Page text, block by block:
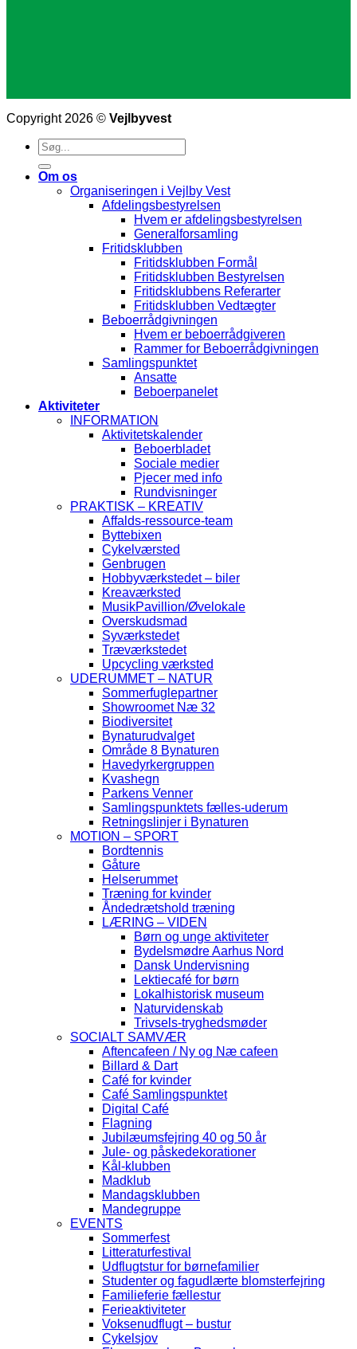
Copyright 2026 © Vejlbyvest
Om os
Organiseringen i Vejlby Vest
Afdelingsbestyrelsen
Hvem er afdelingsbestyrelsen
Generalforsamling
Fritidsklubben
Fritidsklubben Formål
Fritidsklubben Bestyrelsen
Fritidsklubbens Referarter
Fritidsklubben Vedtægter
Beboerrådgivningen
Hvem er beboerrådgiveren
Rammer for Beboerrådgivningen
Samlingspunktet
Ansatte
Beboerpanelet
Aktiviteter
INFORMATION
Aktivitetskalender
Beboerbladet
Sociale medier
Pjecer med info
Rundvisninger
PRAKTISK – KREATIV
Affalds-ressource-team
Byttebixen
Cykelværsted
Genbrugen
Hobbyværkstedet – biler
Kreaværksted
MusikPavillion/Øvelokale
Overskudsmad
Syværkstedet
Træværkstedet
Upcycling værksted
UDERUMMET – NATUR
Sommerfuglepartner
Showroomet Næ 32
Biodiversitet
Bynaturudvalget
Område 8 Bynaturen
Havedyrkergruppen
Kvashegn
Parkens Venner
Samlingspunktets fælles-uderum
Retningslinjer i Bynaturen
MOTION – SPORT
Bordtennis
Gåture
Helserummet
Træning for kvinder
Åndedrætshold træning
LÆRING – VIDEN
Børn og unge aktiviteter
Bydelsmødre Aarhus Nord
Dansk Undervisning
Lektiecafé for børn
Lokalhistorisk museum
Naturvidenskab
Trivsels-tryghedsmøder
SOCIALT SAMVÆR
Aftencafeen / Ny og Næ cafeen
Billard & Dart
Café for kvinder
Café Samlingspunktet
Digital Café
Flagning
Jubilæumsfejring 40 og 50 år
Jule- og påskedekorationer
Kål-klubben
Madklub
Mandagsklubben
Mandegruppe
EVENTS
Sommerfest
Litteraturfestival
Udflugtstur for børnefamilier
Studenter og fagudlærte blomsterfejring
Familieferie fællestur
Ferieaktiviteter
Voksenudflugt – bustur
Cykelsjov